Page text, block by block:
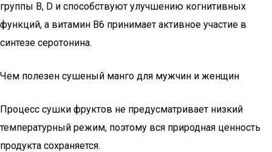
группы В, D и способствуют улучшению когнитивных
функций, а витамин B6 принимает активное участие в
синтезе серотонина.
Чем полезен сушеный манго для мужчин и женщин
Процесс сушки фруктов не предусматривает низкий
температурный режим, поэтому вся природная ценность
продукта сохраняется.